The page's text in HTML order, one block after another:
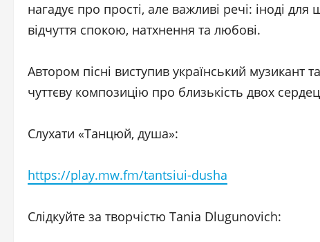
нагадує про прості, але важливі речі: іноді
відчуття спокою, натхнення та любові.
Автором пісні виступив український музикант
чуттєву композицію про близькість двох
Слухати «Танцюй, душа»:
https://play.mw.fm/tantsiui-dusha
Слідкуйте за творчістю Tania Dlugunovich: